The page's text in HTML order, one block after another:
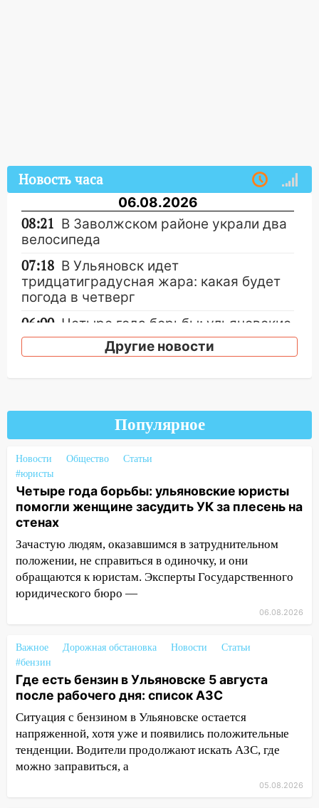
Новость часа
06.08.2026
08:21 В Заволжском районе украли два
велосипеда
07:18 В Ульяновск идет
тридцатиградусная жара: какая будет
погода в четверг
06:00 Четыре года борьбы: ульяновские
юристы помогли женщине засудить УК
за плесень на стенах
прочность
05.08.2026
22:58
Соцсети: на проспекте Тюленева
ДТП с мотоциклистом
20:22 Мошенники обманули 92-летнюю
жительницу Ульяновской области
19:14 Житель Ульяновской области
подвез троих незнакомцев на трассе и
заработал уголовное дело
18:14 Прогноз погоды на 6 августа в
экстрим: в Ульяновске пройдет
большой фестиваль «Наше время»
17:30 Где есть бензин в Ульяновске 5
августа после рабочего дня: список АЗС
17:05 «Обыск» по видеосвязи: в
Ульяновске задержали 19-летнюю
сообщницу мошенников
Другие новости
Популярное
Новости Общество
Статьи
#юристы
Четыре года борьбы: ульяновские юристы
помогли женщине засудить УК за плесень на
стенах
Зачастую людям, оказавшимся в затруднительном
положении, не справиться в одиночку, и они
обращаются к юристам. Эксперты Государственного
юридического бюро —
06.08.2026
Важное Дорожная обстановка Новости
Статьи
#бензин
Где есть бензин в Ульяновске 5 августа
после рабочего дня: список АЗС
Ситуация с бензином в Ульяновске остается
напряженной, хотя уже и появились положительные
тенденции. Водители продолжают искать АЗС, где
можно заправиться, а
05.08.2026